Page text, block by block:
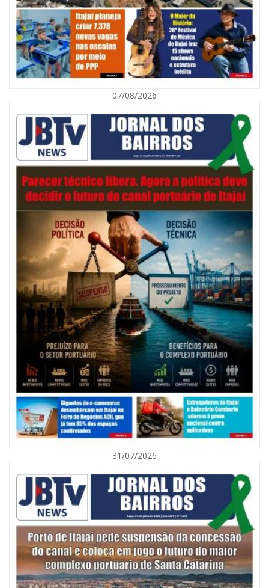
Defesa Civil orienta população sobre descarte correto de lixo para
prevenir alagamentos
NAVEGANTES
08/08/2026 | 07:00
Agosto Laranja mobiliza Navegantes com ações de prevenção de
deficiências e inclusão social
BALNEÁRIO CAMBORIÚ
07/08/2026
31/07/2026